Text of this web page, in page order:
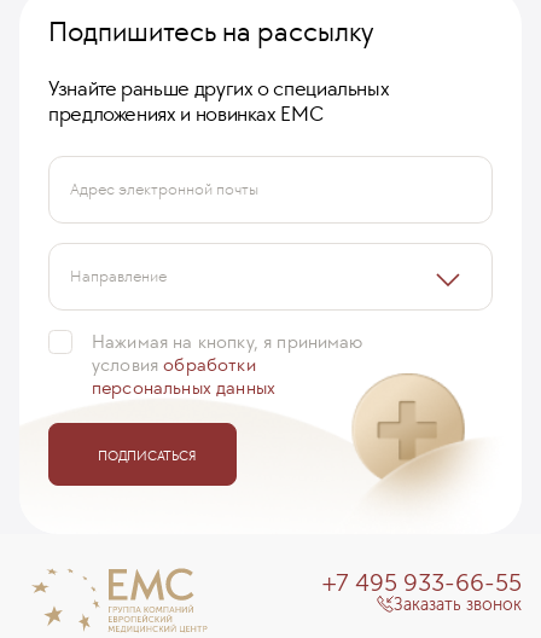
Подпишитесь на рассылку
Узнайте раньше других о специальных
предложениях и новинках ЕМС
Адрес электронной почты
Направление
Нажимая на кнопку, я принимаю
условияобработки
персональных данных
ПОДПИСАТЬСЯ
+7 495 933-66-55
Заказать звонок